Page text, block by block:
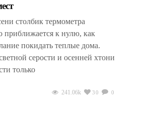
столбик термометра
приближается к нулю, как
покидать теплые дома.
серости и осенней хтони
только
241.06k 30 0